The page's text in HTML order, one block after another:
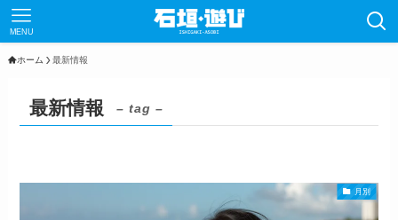
MENU
ホーム 最新情報
最新情報 – tag –
月別